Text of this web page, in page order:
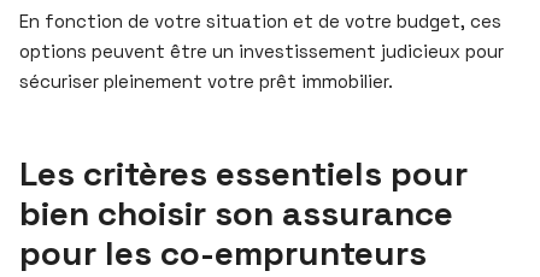
En fonction de votre situation et de votre budget, ces
options peuvent être un investissement judicieux pour
sécuriser pleinement votre prêt immobilier.
Les critères essentiels pour
bien choisir son assurance
pour les co-emprunteurs